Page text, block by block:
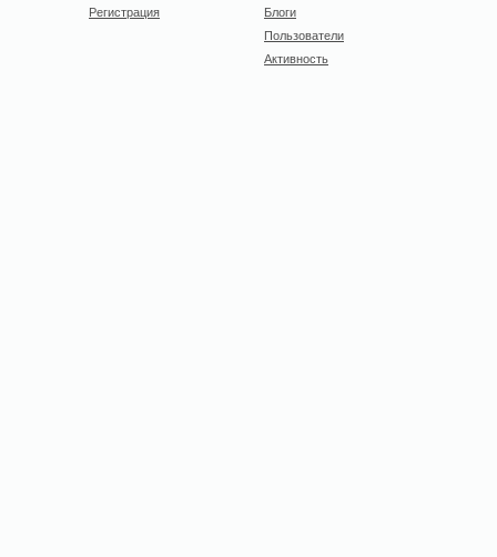
Регистрация
Блоги
Пользователи
Активность